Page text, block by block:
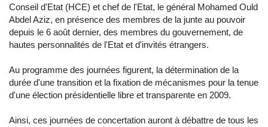
Conseil d'Etat (HCE) et chef de l'Etat, le général Mohamed Ould
Abdel Aziz, en présence des membres de la junte au pouvoir
depuis le 6 août dernier, des membres du gouvernement, de
hautes personnalités de l'Etat et d'invités étrangers.
Au programme des journées figurent, la détermination de la
durée d'une transition et la fixation de mécanismes pour la tenue
d'une élection présidentielle libre et transparente en 2009.
Ainsi, ces journées de concertation auront à débattre de tous les